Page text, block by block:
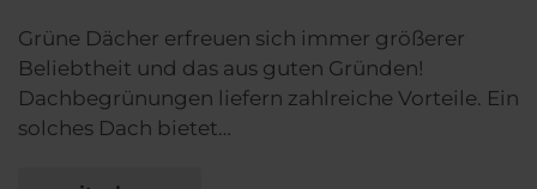
Grüne Dächer erfreuen sich immer größerer
Beliebtheit und das aus guten Gründen!
Dachbegrünungen liefern zahlreiche Vorteile. Ein
solches Dach bietet…